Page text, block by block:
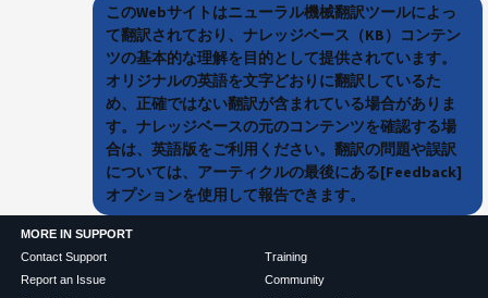
このWebサイトはニューラル機械翻訳ツールによっ
て翻訳されており、ナレッジベース（KB）コンテン
ツの基本的な理解を目的として提供されています。
オリジナルの英語を文字どおりに翻訳しているた
め、正確ではない翻訳が含まれている場合がありま
す。ナレッジベースの元のコンテンツを確認する場
合は、英語版をご利用ください。翻訳の問題や誤訳
については、アーティクルの最後にある[Feedback]
オプションを使用して報告できます。
MORE IN SUPPORT
Contact Support
Report an Issue
Training
Community